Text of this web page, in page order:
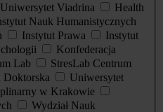
Viadrina
Health
Nauk Humanistycznych
Instytut Prawa
Instytut
Konfederacja
Lab
StresLab Centrum
Doktorska
Uniwersytet
w Krakowie
Wydział Nauk